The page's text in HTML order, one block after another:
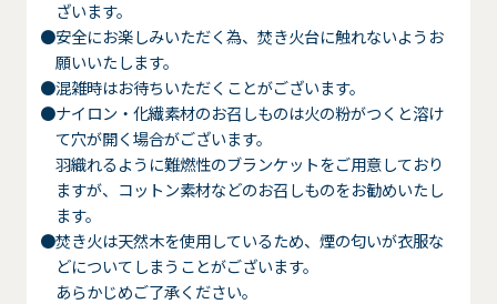
ざいます。
●安全にお楽しみいただく為、焚き火台に触れないようお
願いいたします。
●混雑時はお待ちいただくことがございます。
●ナイロン・化繊素材のお召しものは火の粉がつくと溶け
て穴が開く場合がございます。
羽織れるように難燃性のブランケットをご用意しており
ますが、コットン素材などのお召しものをお勧めいたし
ます。
●焚き火は天然木を使用しているため、煙の匂いが衣服な
どについてしまうことがございます。
あらかじめご了承ください。